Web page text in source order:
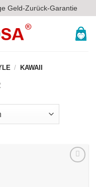
Geld-Zurück-Garantie
/ KAWAII